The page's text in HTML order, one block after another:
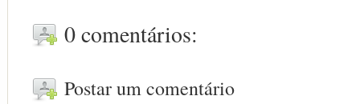
0 comentários:
Postar um comentário